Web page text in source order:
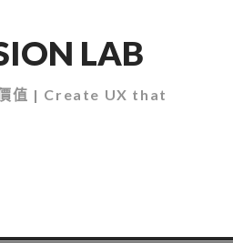
LAB
值 | Create UX that